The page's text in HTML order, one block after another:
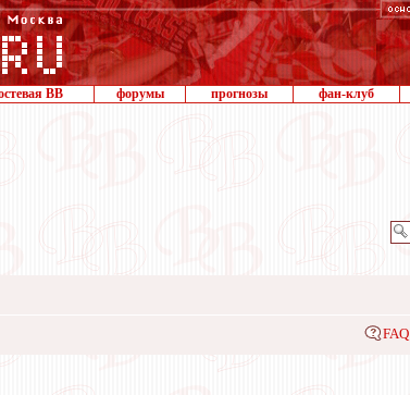
ВВ форумы прогнозы фан-клуб
FAQ